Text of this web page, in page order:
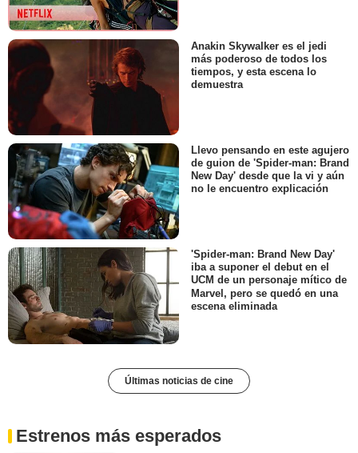
Anakin Skywalker es el jedi
más poderoso de todos los
tiempos, y esta escena lo
demuestra
Llevo pensando en este agujero
de guion de 'Spider-man: Brand
New Day' desde que la vi y aún
no le encuentro explicación
'Spider-man: Brand New Day'
iba a suponer el debut en el
UCM de un personaje mítico de
Marvel, pero se quedó en una
escena eliminada
Últimas noticias de cine
Estrenos más esperados